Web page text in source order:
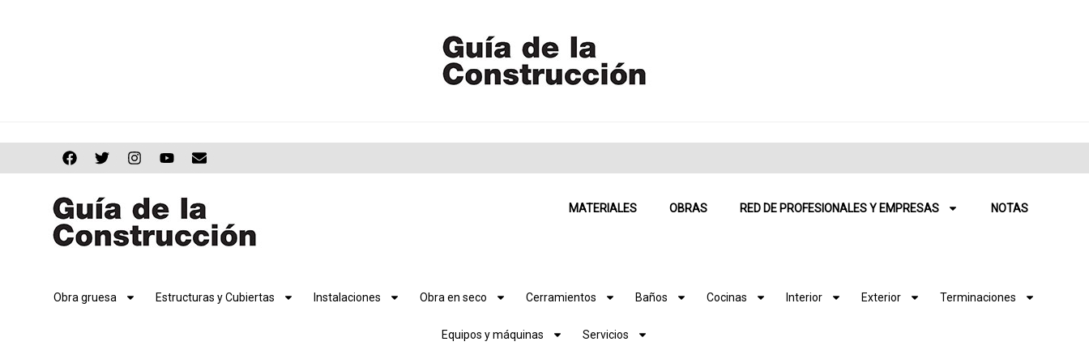
MATERIALES OBRAS RED DE PROFESIONALES Y EMPRESAS NOTAS
Obra gruesa Estructuras y Cubiertas Instalaciones Obra en seco Cerramientos Baños Cocinas Interior Exterior Terminaciones
Equipos y máquinas Servicios